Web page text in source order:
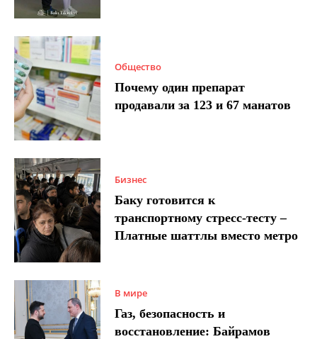
Общество
Почему один препарат
продавали за 123 и 67 манатов
Бизнес
Баку готовится к
транспортному стресс-тесту –
Платные шаттлы вместо метро
В мире
Газ, безопасность и
восстановление: Байрамов